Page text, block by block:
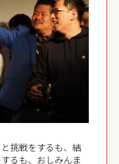
挑戦をするも、結
るも、おしみんま